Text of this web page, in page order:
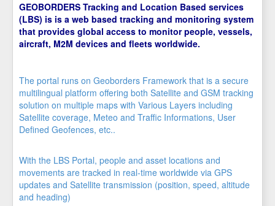
GEOBORDERS Tracking and Location Based services
(LBS) is is a web based tracking and monitoring system
that provides global access to monitor people, vessels,
aircraft, M2M devices and fleets worldwide.
The portal runs on Geoborders Framework that is a secure
multilingual platform offering both Satellite and GSM tracking
solution on multiple maps with Various Layers including
Satellite coverage, Meteo and Traffic Informations, User
Defined Geofences, etc..
With the LBS Portal, people and asset locations and
movements are tracked in real-time worldwide via GPS
updates and Satellite transmission (position, speed, altitude
and heading)